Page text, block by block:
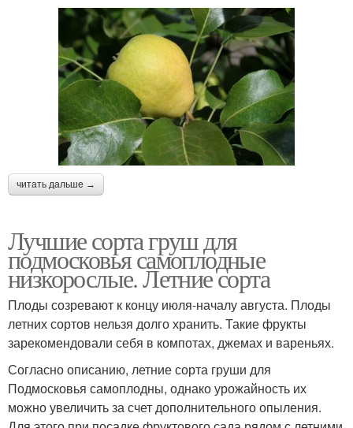
читать дальше →
Лучшие сорта груш для
подмосковья самоплодные
низкорослые. Летние сорта
Плоды созревают к концу июля-началу августа. Плоды
летних сортов нельзя долго хранить. Такие фрукты
зарекомендовали себя в компотах, джемах и вареньях.
Согласно описанию, летние сорта груши для
Подмосковья самоплодны, однако урожайность их
можно увеличить за счет дополнительного опыления.